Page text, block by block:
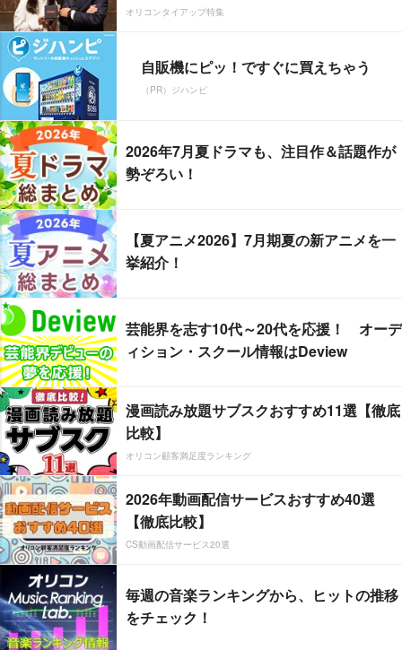
オリコンタイアップ特集
自販機にピッ！ですぐに買えちゃう
（PR）ジハンピ
2026年7月夏ドラマも、注目作＆話題作が
勢ぞろい！
【夏アニメ2026】7月期夏の新アニメを一
挙紹介！
芸能界を志す10代～20代を応援！ オーデ
ィション・スクール情報はDeview
漫画読み放題サブスクおすすめ11選【徹底
比較】
オリコン顧客満足度ランキング
2026年動画配信サービスおすすめ40選
【徹底比較】
CS動画配信サービス20選
毎週の音楽ランキングから、ヒットの推移
をチェック！